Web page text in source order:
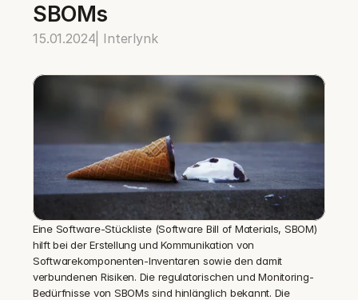
SBOMs
15.01.2024 | Interlynk
Eine Software-Stückliste (Software Bill of Materials, SBOM)
hilft bei der Erstellung und Kommunikation von
Softwarekomponenten-Inventaren sowie den damit
verbundenen Risiken. Die regulatorischen und Monitoring-
Bedürfnisse von SBOMs sind hinlänglich bekannt. Die